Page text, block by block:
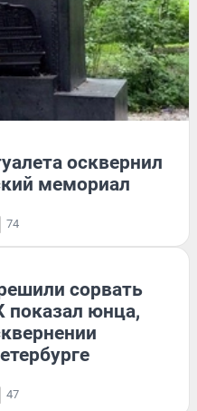
осквернил
мемориал
74
сорвать
показал юнца,
47